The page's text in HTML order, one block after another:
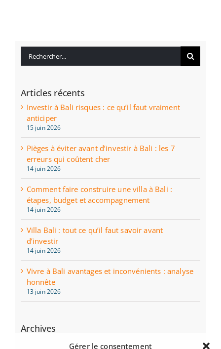
Gérer le consentement
Rechercher:
Articles récents
Investir à Bali risques : ce qu’il faut vraiment
anticiper
15 juin 2026
Pièges à éviter avant d’investir à Bali : les 7
erreurs qui coûtent cher
14 juin 2026
Comment faire construire une villa à Bali :
étapes, budget et accompagnement
14 juin 2026
Villa Bali : tout ce qu’il faut savoir avant
d’investir
14 juin 2026
Vivre à Bali avantages et inconvénients : analyse
honnête
13 juin 2026
Archives